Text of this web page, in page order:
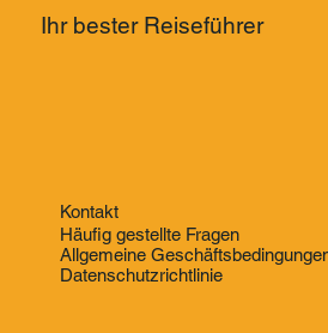
Ihr bester Reiseführer
Kontakt
Häufig gestellte Fragen
Allgemeine
Datenschutzrichtlinie